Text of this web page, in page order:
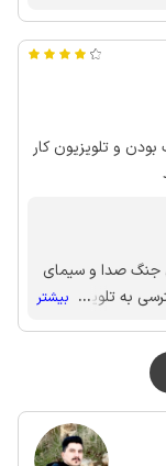
و تلویزیون کار
جنگ صدا و سیمای
استان و کل دکل‌های شهر رو زدن و کل شهر دسترسی به تلویزیون
... بیشتر